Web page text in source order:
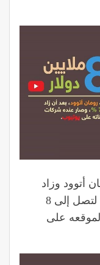
أتوود وزاد
أرباحه هذا العام بنسبة 70 في المئة لتصل إلى 8
لموقعه على